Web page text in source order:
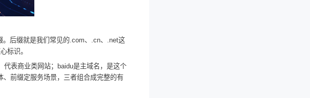
后缀就是我们常见的.com、.cn、.net这
标识。
表商业类网站；baidu是主域名，是这个
前缀定服务场景，三者组合成完整的有